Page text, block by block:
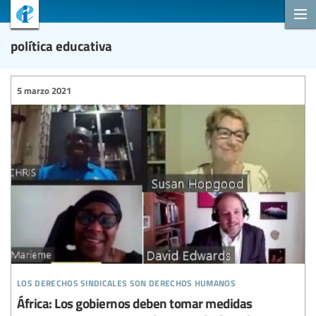
política educativa
los derechos sindicales son derechos humanos
5 marzo 2021
África: Los gobiernos deben tomar medidas